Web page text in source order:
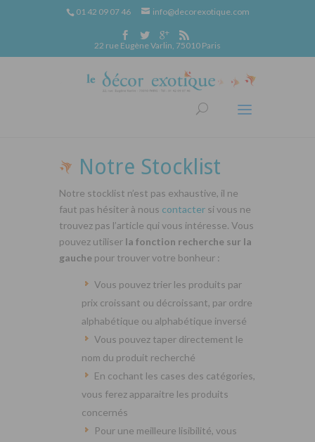
01 42 09 07 46 info@decorexotique.com
22 rue Eugène Varlin, 75010 Paris
Notre Stocklist
Notre stocklist n’est pas exhaustive, il ne
faut pas hésiter à nous contacter si vous ne
trouvez pas l’article qui vous intéresse. Vous
pouvez utiliser la fonction recherche sur la
gauche pour trouver votre bonheur :
Vous pouvez trier les produits par
prix croissant ou décroissant, par ordre
alphabétique ou alphabétique inversé
Vous pouvez taper directement le
nom du produit recherché
En cochant les cases des catégories,
vous ferez apparaitre les produits
concernés
Pour une meilleure lisibilité, vous